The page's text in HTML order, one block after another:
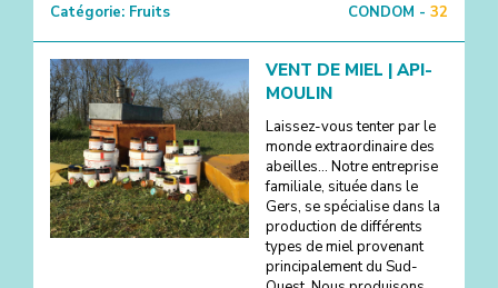
Catégorie: Fruits CONDOM - 32
VENT DE MIEL | API-
MOULIN
Laissez-vous tenter par le
monde extraordinaire des
abeilles... Notre entreprise
familiale, située dans le
Gers, se spécialise dans la
production de différents
types de miel provenant
principalement du Sud-